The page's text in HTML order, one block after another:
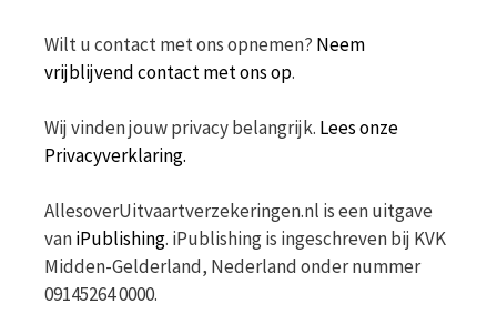
Wilt u contact met ons opnemen? Neem
vrijblijvend contact met ons op.
Wij vinden jouw privacy belangrijk. Lees onze
Privacyverklaring.
AllesoverUitvaartverzekeringen.nl is een uitgave
vaniPublishing. iPublishing is ingeschreven bij KVK
Midden-Gelderland, Nederland onder nummer
09145264 0000.